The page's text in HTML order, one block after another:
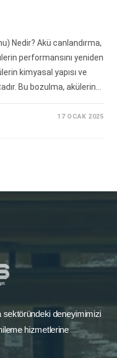
Nedir? Akü canlandırma,
performansını yeniden
kimyasal yapısı ve
Bu bozulma, akülerin…
17 OCAK 2025
sektöründeki deneyimimizi
hizmetlerine